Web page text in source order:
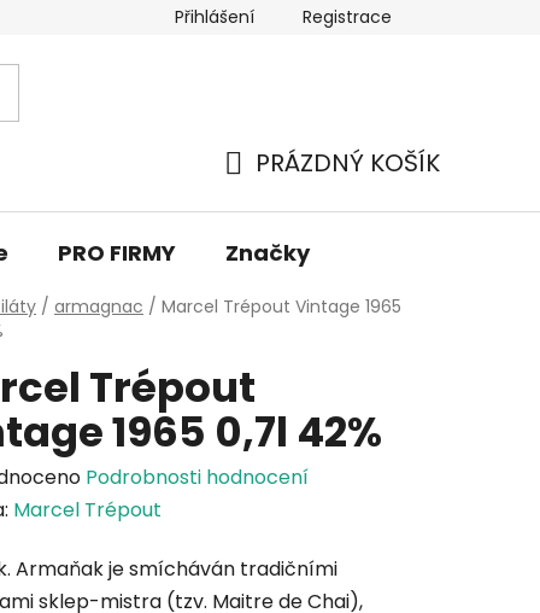
Přihlášení Registrace
KOŠÍK
PRÁZDNÝ KOŠÍK
PRO FIRMY Značky
/ armagnac / Marcel Trépout Vintage 1965
Trépout
1965 0,7l 42%
Podrobnosti hodnocení
Marcel Trépout
Armaňak je smícháván tradičními
sklep-mistra (tzv. Maitre de Chai),